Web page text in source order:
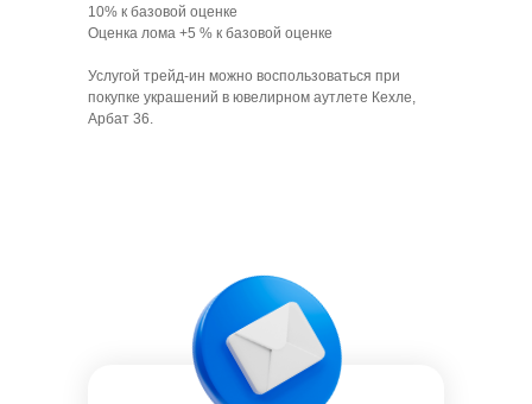
10% к базовой оценке
Оценка лома +5 % к базовой оценке
Услугой трейд-ин можно воспользоваться при
покупке украшений в ювелирном аутлете Кехле,
Арбат 36.